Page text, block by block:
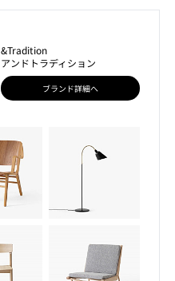
&Tradition
アンドトラディション
ブランド詳細へ